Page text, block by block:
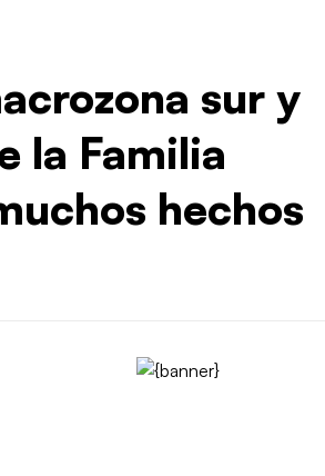
sur y
la Familia
hechos